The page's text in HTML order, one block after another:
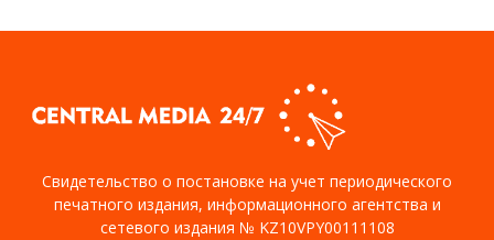
Свидетельство о постановке на учет периодического
печатного издания, информационного агентства и
сетевого издания № KZ10VPY00111108